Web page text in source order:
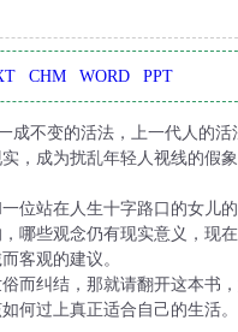
CHM WORD PPT
成不变的活法，上一代人的
，成为扰乱年轻人视线的假
位站在人生十字路口的女儿
哪些观念仍有现实意义，现
客观的建议。
而纠结，那就请翻开这本书
何过上真正适合自己的生活。